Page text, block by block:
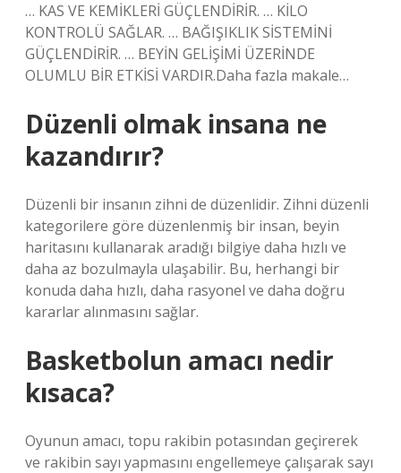
… KAS VE KEMİKLERİ GÜÇLENDİRİR. … KİLO
KONTROLÜ SAĞLAR. … BAĞIŞIKLIK SİSTEMİNİ
GÜÇLENDİRİR. … BEYİN GELİŞİMİ ÜZERİNDE
OLUMLU BİR ETKİSİ VARDIR.Daha fazla makale…
Düzenli olmak insana ne
kazandırır?
Düzenli bir insanın zihni de düzenlidir. Zihni düzenli
kategorilere göre düzenlenmiş bir insan, beyin
haritasını kullanarak aradığı bilgiye daha hızlı ve
daha az bozulmayla ulaşabilir. Bu, herhangi bir
konuda daha hızlı, daha rasyonel ve daha doğru
kararlar alınmasını sağlar.
Basketbolun amacı nedir
kısaca?
Oyunun amacı, topu rakibin potasından geçirerek
ve rakibin sayı yapmasını engellemeye çalışarak sayı